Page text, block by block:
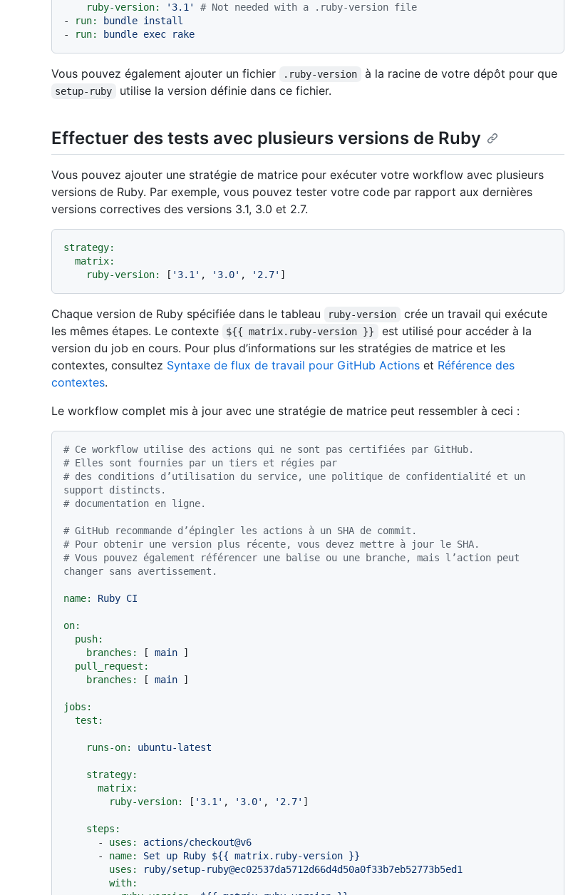
ruby-version:
'3.1'
# Not needed with a .ruby-version file
-
run: bundle install
-
run: bundle exec rake
Vous pouvez également ajouter un fichier .ruby-version à la racine de votre dépôt pour que
setup-ruby utilise la version définie dans ce fichier.
Effectuer des tests avec plusieurs versions de Ruby
Vous pouvez ajouter une stratégie de matrice pour exécuter votre workflow avec plusieurs
versions de Ruby. Par exemple, vous pouvez tester votre code par rapport aux dernières
versions correctives des versions 3.1, 3.0 et 2.7.
strategy:
matrix:
ruby-version:
[ '3.1' , '3.0' , '2.7'
Chaque version de Ruby spécifiée dans le tableau ruby-version
crée un travail qui exécute
les mêmes étapes. Le contexte
${{ matrix.ruby-version }}
est utilisé pour accéder à la
version du job en cours. Pour plus d’informations sur les stratégies de matrice et les
contextes, consultez Syntaxe de flux de travail pour GitHub Actions et Référence des
contextes.
Le workflow complet mis à jour avec une stratégie de matrice peut ressembler à ceci :
# Ce workflow utilise des actions qui ne sont pas certifiées par GitHub.
# Elles sont fournies par un tiers et régies par
# des conditions d’utilisation du service, une politique de confidentialité et un
support distincts.
# documentation en ligne.
# GitHub recommande d’épingler les actions à un SHA de commit.
# Pour obtenir une version plus récente, vous devez mettre à jour le SHA.
# Vous pouvez également référencer une balise ou une branche, mais l’action peut
changer sans avertissement.
name: Ruby CI
on:
push:
branches:
[ main ]
pull_request:
branches:
[ main ]
jobs:
test:
runs-on: ubuntu-latest
strategy:
matrix:
ruby-version:
[ '3.1' , '3.0' , '2.7' ]
steps:
-
uses:
actions/checkout@v6
-
name: Set up Ruby ${{ matrix.ruby-version }}
uses:
ruby/setup-ruby@ec02537da5712d66d4d50a0f33b7eb52773b5ed1
with: